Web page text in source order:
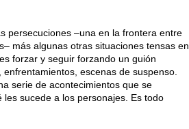
persecuciones –una en la frontera entre
más algunas otras situaciones tensas en
es forzar y seguir forzando un guión
escenas de suspenso.
serie de acontecimientos que se
sucede a los personajes. Es todo